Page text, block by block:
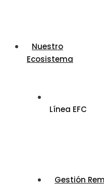
Nuestro
Ecosistema
Línea EFC
Gestión